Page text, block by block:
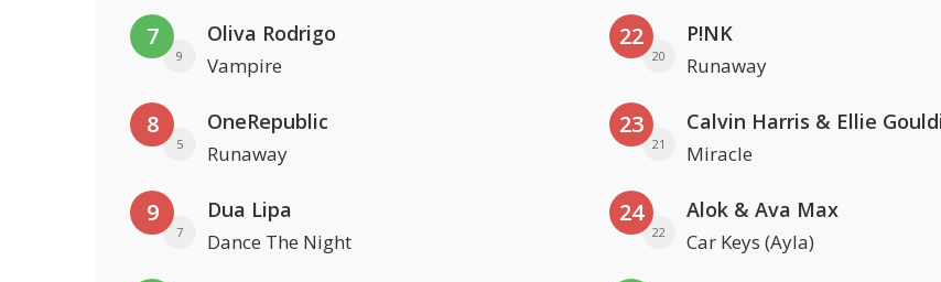
7
9
Oliva Rodrigo
Vampire
8
5
OneRepublic
Runaway
9
7
Dua Lipa
Dance The Night
22
20
P!NK
Runaway
23
21
Calvin Harris & Ellie
Miracle
24
22
Alok & Ava Max
Car Keys (Ayla)